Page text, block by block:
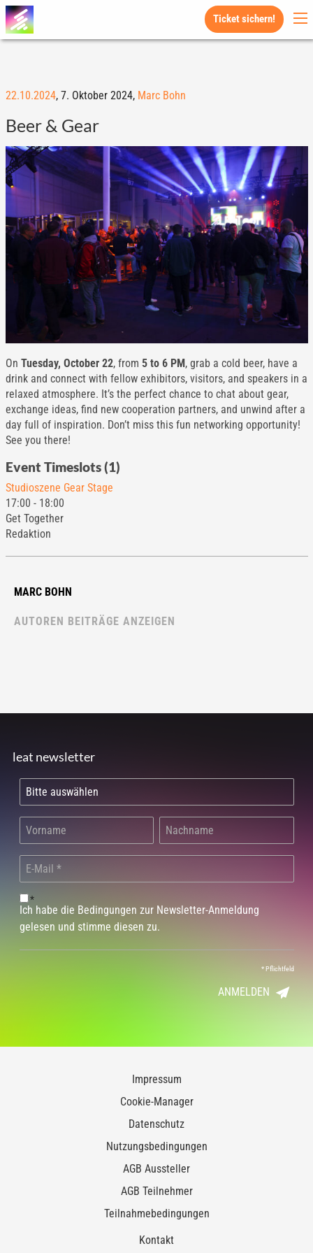
Ticket sichern!
22.10.2024, 7. Oktober 2024, Marc Bohn
Beer & Gear
On Tuesday, October 22, from 5 to 6 PM, grab a cold beer, have a
drink and connect with fellow exhibitors, visitors, and speakers in a
relaxed atmosphere. It’s the perfect chance to chat about gear,
exchange ideas, find new cooperation partners, and unwind after a
day full of inspiration. Don’t miss this fun networking opportunity!
See you there!
Event Timeslots (1)
Studioszene Gear Stage
17:00 - 18:00
Get Together
Redaktion
MARC BOHN
AUTOREN BEITRÄGE ANZEIGEN
leat newsletter
*
Ich habe die Bedingungen zur Newsletter-Anmeldung
gelesen und stimme diesen zu.
*Pflichtfeld
ANMELDEN
Impressum
Cookie-Manager
Datenschutz
Nutzungsbedingungen
AGB Aussteller
AGB Teilnehmer
Teilnahmebedingungen
Kontakt